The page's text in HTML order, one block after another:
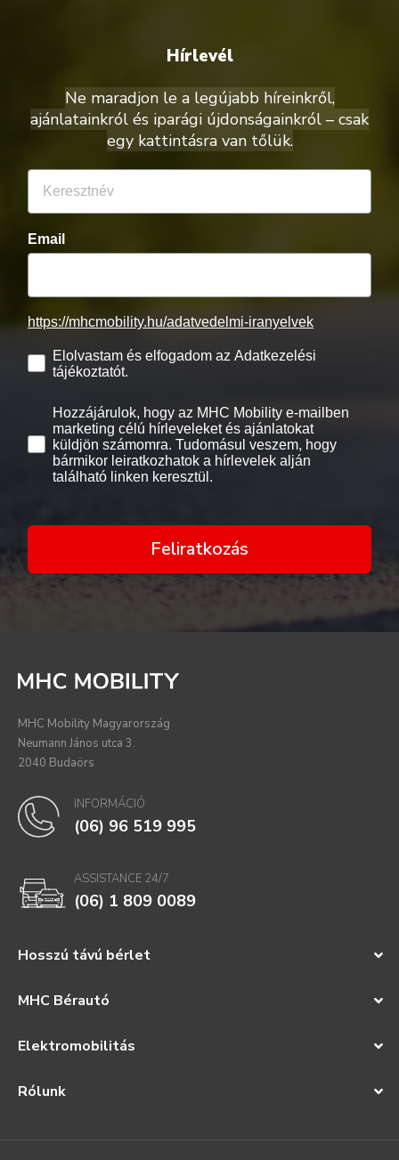
Hírlevél
Ne maradjon le a legújabb híreinkről,
ajánlatainkról és iparági újdonságainkról – csak
egy kattintásra van tőlük.
Email
https://mhcmobility.hu/adatvedelmi-iranyelvek
Elolvastam és elfogadom az Adatkezelési
tájékoztatót.
Hozzájárulok, hogy az MHC Mobility e-mailben
marketing célú hírleveleket és ajánlatokat
küldjön számomra. Tudomásul veszem, hogy
bármikor leiratkozhatok a hírlevelek alján
található linken keresztül.
Feliratkozás
Hosszú távú bérlet
MHC Bérautó
Elektromobilitás
Rólunk
MHC Mobility Magyarország
Neumann János utca 3.
2040 Budaörs
INFORMÁCIÓ
(06) 96 519 995
ASSISTANCE 24/7
(06) 1 809 0089